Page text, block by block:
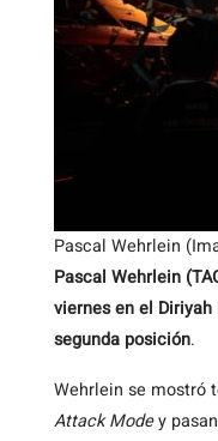
Pascal Wehrlein
Pascal Wehrlein
viernes en el
segunda posición.
Wehrlein se mostró
Attack Modey